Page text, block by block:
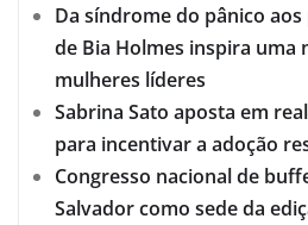
Da síndrome do pânico
de Bia Holmes inspira uma
mulheres líderes
Sabrina Sato aposta em
para incentivar a adoção
Congresso nacional de
Salvador como sede da